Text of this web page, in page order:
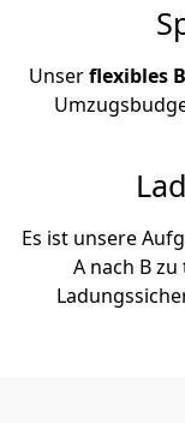
Unserflexibles
Es ist unsere
A nach B